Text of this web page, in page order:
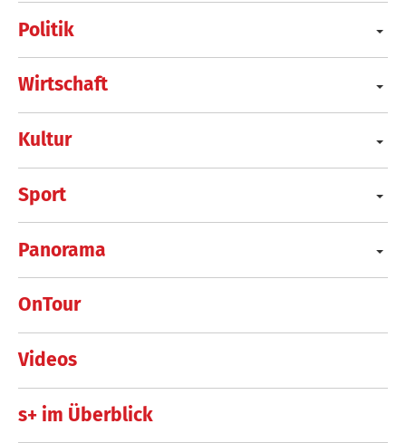
Politik
Wirtschaft
Kultur
Sport
Panorama
OnTour
Videos
s+ im Überblick